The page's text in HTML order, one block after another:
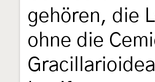
gehören, die
ohne die